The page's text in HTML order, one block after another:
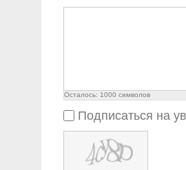
Осталось: 1000 символов
Подписаться на